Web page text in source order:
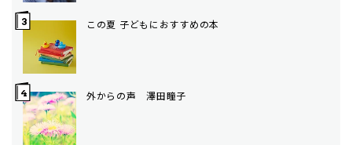
この夏 子どもにおすすめの本
外からの声 澤田瞳子